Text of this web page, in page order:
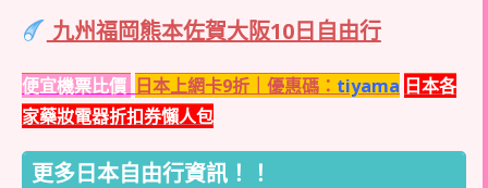
九州福岡熊本佐賀大阪10日自由行
便宜機票比價 日本上網卡9折｜優惠碼： tiyama 日本各
家藥妝電器折扣券懶人包
更多日本自由行資訊！！